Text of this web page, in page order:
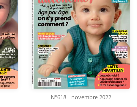
N°618 - novembre 2022